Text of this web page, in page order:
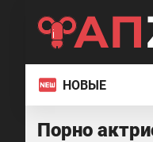
НОВЫЕ
Порно